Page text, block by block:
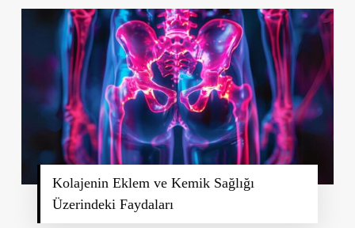
Kolajenin Eklem ve Kemik Sağlığı
Üzerindeki Faydaları